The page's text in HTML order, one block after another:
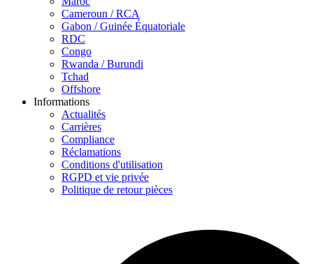
Cameroun / RCA
Gabon / Guinée Équatoriale
RDC
Congo
Rwanda / Burundi
Tchad
Offshore
Informations
Actualités
Carrières
Compliance
Réclamations
Conditions d'utilisation
RGPD et vie privée
Politique de retour pièces